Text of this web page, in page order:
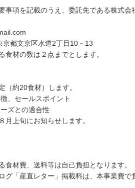
を記載のうえ、委託先である株式会
文京区水道2丁目10－13
の数は２点までとします。
20食材）します。
セールスポイント
ズとの適合性
旬にお知らせします。
費、送料等は自己負担となります。
産直レター」掲載料は、本事業費で負